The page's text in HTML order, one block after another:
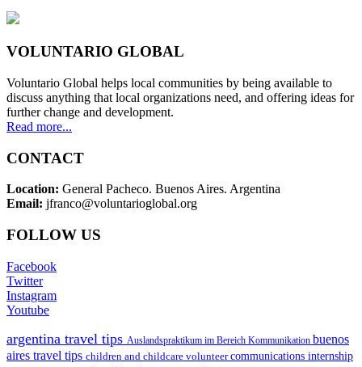
VOLUNTARIO GLOBAL
Voluntario Global helps local communities by being available to
discuss anything that local organizations need, and offering ideas for
further change and development.
Read more...
CONTACT
Location: General Pacheco. Buenos Aires. Argentina
Email: jfranco@voluntarioglobal.org
FOLLOW US
Facebook
Twitter
Instagram
Youtube
argentina travel tips Auslandspraktikum im Bereich Kommunikation buenos
aires travel tips children and childcare volunteercommunications internship